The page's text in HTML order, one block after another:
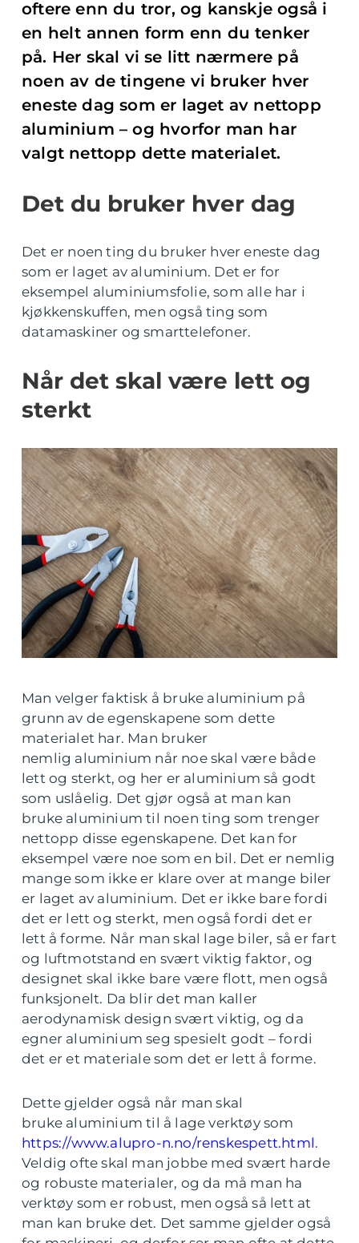
oftere enn du tror, og kanskje også i
en helt annen form enn du tenker
på. Her skal vi se litt nærmere på
noen av de tingene vi bruker hver
eneste dag som er laget av nettopp
aluminium – og hvorfor man har
valgt nettopp dette materialet.
Det du bruker hver dag
Det er noen ting du bruker hver eneste dag
som er laget av aluminium. Det er for
eksempel aluminiumsfolie, som alle har i
kjøkkenskuffen, men også ting som
datamaskiner og smarttelefoner.
Når det skal være lett og
sterkt
Man velger faktisk å bruke aluminium på
grunn av de egenskapene som dette
materialet har. Man bruker
nemlig aluminium når noe skal være både
lett og sterkt, og her er aluminium så godt
som uslåelig. Det gjør også at man kan
bruke aluminium til noen ting som trenger
nettopp disse egenskapene. Det kan for
eksempel være noe som en bil. Det er nemlig
mange som ikke er klare over at mange biler
er laget av aluminium. Det er ikke bare fordi
det er lett og sterkt, men også fordi det er
lett å forme. Når man skal lage biler, så er fart
og luftmotstand en svært viktig faktor, og
designet skal ikke bare være flott, men også
funksjonelt. Da blir det man kaller
aerodynamisk design svært viktig, og da
egner aluminium seg spesielt godt – fordi
det er et materiale som det er lett å forme.
Dette gjelder også når man skal
bruke aluminium til å lage verktøy som
https://www.alupro-n.no/renskespett.html.
Veldig ofte skal man jobbe med svært harde
og robuste materialer, og da må man ha
verktøy som er robust, men også så lett at
man kan bruke det. Det samme gjelder også